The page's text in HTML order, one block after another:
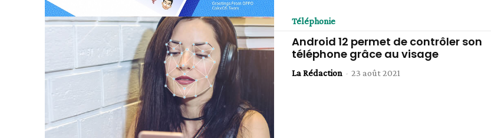
Téléphonie
Android 12 permet de contrôler son
téléphone grâce au visage
La Rédaction - 23 août 2021